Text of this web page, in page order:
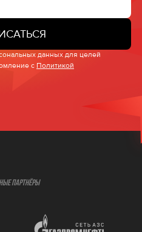
данных для целей
с Политикой
ПАРТНЁРЫ